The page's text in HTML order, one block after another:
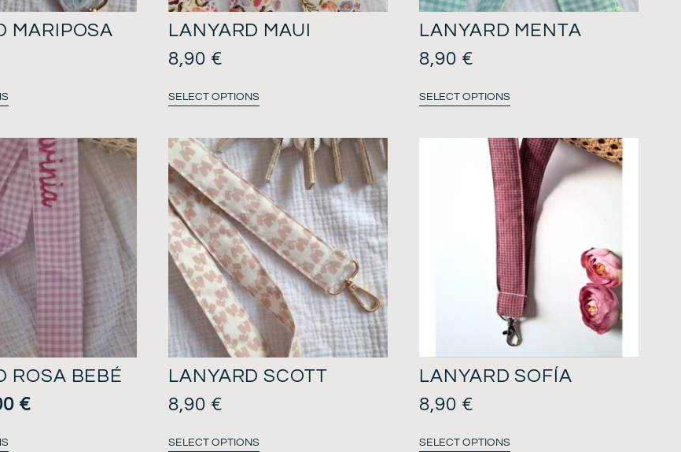
MARIPOSA
LANYARD MAUI
8,90 €
SELECT OPTIONS
LANYARD MENTA
8,90 €
SELECT OPTIONS
ROSA BEBÉ
€
LANYARD SCOTT
8,90 €
SELECT OPTIONS
LANYARD SOFÍA
8,90 €
SELECT OPTIONS